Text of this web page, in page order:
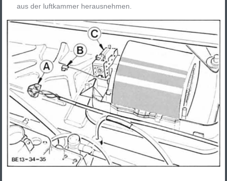
aus der luftkammer herausnehmen.